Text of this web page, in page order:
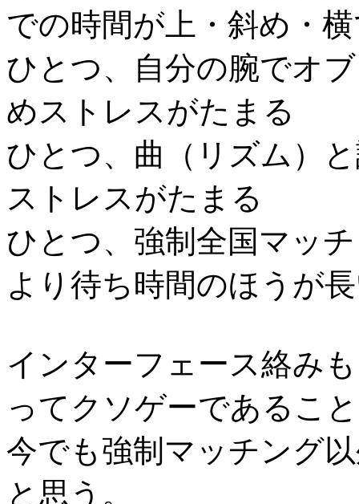
での時間が上・斜め・
ひとつ、自分の腕でオ
めストレスがたまる
ひとつ、曲（リズム）
ストレスがたまる
ひとつ、強制全国マッ
より待ち時間のほうが
インターフェース絡み
ってクソゲーであるこ
今でも強制マッチング
と思う。